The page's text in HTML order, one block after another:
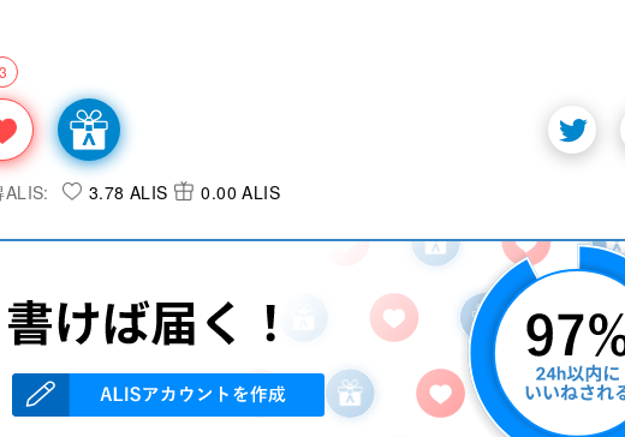
3
ALIS: 3.78 ALIS 0.00 ALIS